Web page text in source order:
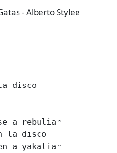
- Alberto Stylee
disco!
a rebuliar
la disco
a yakaliar